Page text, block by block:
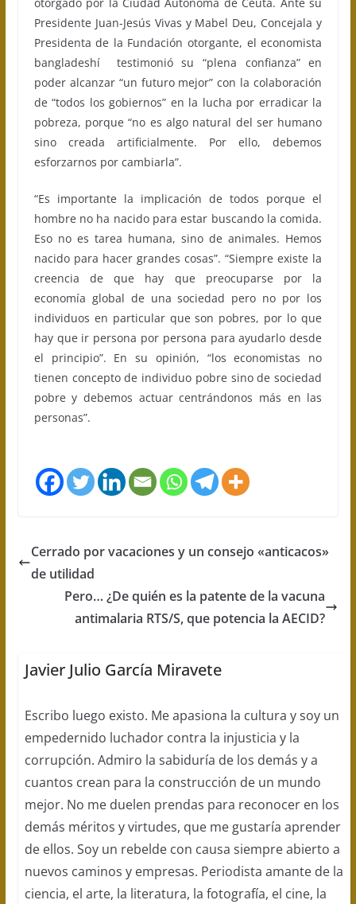
Presidente Juan-Jesús Vivas y Mabel Deu, Concejala y
Presidenta de la Fundación otorgante, el economista
bangladeshí testimonió su “plena confianza” en
poder alcanzar “un futuro mejor” con la colaboración
de “todos los gobiernos” en la lucha por erradicar la
pobreza, porque “no es algo natural del ser humano
sino creada artificialmente. Por ello, debemos
esforzarnos por cambiarla”.
“Es importante la implicación de todos porque el
hombre no ha nacido para estar buscando la comida.
Eso no es tarea humana, sino de animales. Hemos
nacido para hacer grandes cosas”. “Siempre existe la
creencia de que hay que preocuparse por la
economía global de una sociedad pero no por los
individuos en particular que son pobres, por lo que
hay que ir persona por persona para ayudarlo desde
el principio”. En su opinión, “los economistas no
tienen concepto de individuo pobre sino de sociedad
pobre y debemos actuar centrándonos más en las
personas”.
Cerrado por vacaciones y un consejo «anticacos»
de utilidad
Pero… ¿De quién es la patente de la vacuna
antimalaria RTS/S, que potencia la AECID?
Javier Julio García Miravete
Escribo luego existo. Me apasiona la cultura y soy un
empedernido luchador contra la injusticia y la
corrupción. Admiro la sabiduría de los demás y a
cuantos crean para la construcción de un mundo
mejor. No me duelen prendas para reconocer en los
demás méritos y virtudes, que me gustaría aprender
de ellos. Soy un rebelde con causa siempre abierto a
nuevos caminos y empresas. Periodista amante de la
ciencia, el arte, la literatura, la fotografía, el cine, la